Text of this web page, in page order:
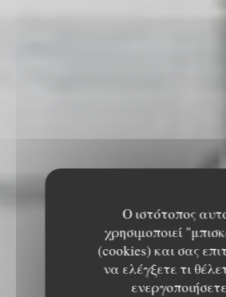
Ο ιστότοπος
χρησιμοποιεί
(cookies) και σας
να ελέγξετε τι
ενεργοποιήσετε